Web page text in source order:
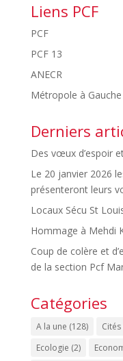
Liens PCF
PCF
PCF 13
ANECR
Métropole à Gauche
Derniers
Des vœux d’espoir
Le 20 janvier 2026
présenteront leurs
Locaux Sécu St
Hommage à Mehdi
Coup de colère et
de la section Pcf
Catégories
A la une (128) Cités
Ecologie (2)